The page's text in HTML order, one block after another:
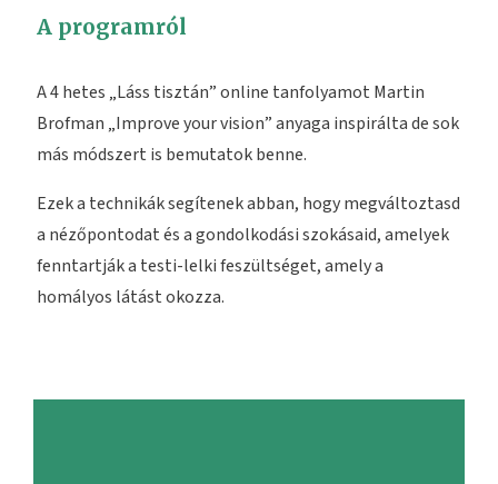
A programról
A 4 hetes „Láss tisztán” online tanfolyamot Martin
Brofman „Improve your vision” anyaga inspirálta de sok
más módszert is bemutatok benne.
Ezek a technikák segítenek abban, hogy megváltoztasd
a nézőpontodat és a gondolkodási szokásaid, amelyek
fenntartják a testi-lelki feszültséget, amely a
homályos látást okozza.